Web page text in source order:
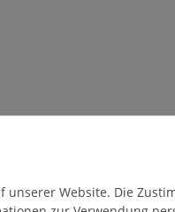
unserer Website. Die